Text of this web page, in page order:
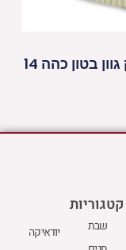
מים אחרונים פולימר בטון מתפרק גוון בטון כהה 14
קטגוריות
שבת
יודאיקה